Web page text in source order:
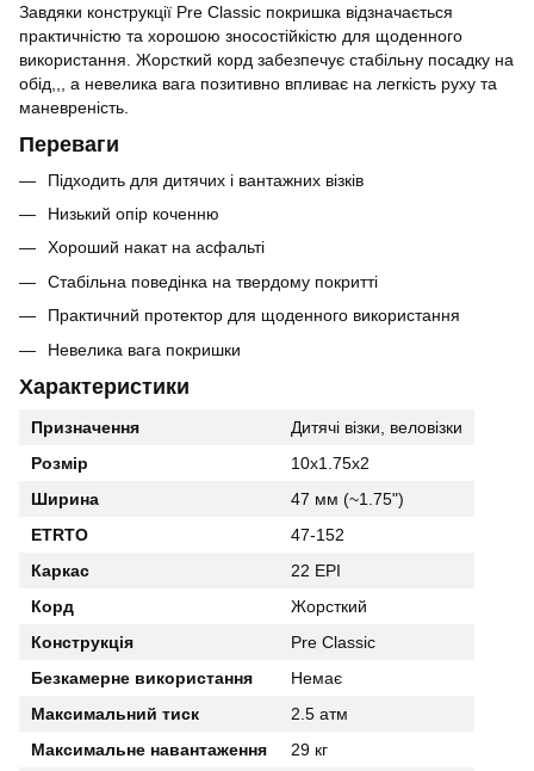
Завдяки конструкції Pre Classic покришка відзначається
практичністю та хорошою зносостійкістю для щоденного
використання. Жорсткий корд забезпечує стабільну посадку на
обід,,, а невелика вага позитивно впливає на легкість руху та
маневреність.
Переваги
Підходить для дитячих і вантажних візків
Низький опір коченню
Хороший накат на асфальті
Стабільна поведінка на твердому покритті
Практичний протектор для щоденного використання
Невелика вага покришки
Характеристики
Призначення
Дитячі візки, веловізки
Розмір
10x1.75x2
Ширина
47 мм (~1.75")
ETRTO
47-152
Каркас
22 EPI
Корд
Жорсткий
Конструкція
Pre Classic
Безкамерне використання
Немає
Максимальний тиск
2.5 атм
Максимальне навантаження
29 кг